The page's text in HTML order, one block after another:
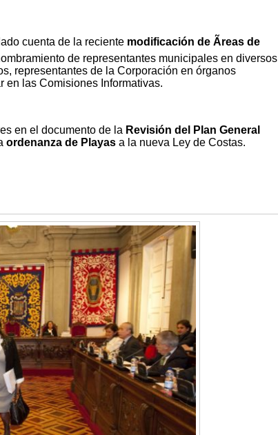
cuenta de la reciente modificación de Ãreas de
de representantes municipales en diversos
representantes de la Corporación en órganos
en las Comisiones Informativas.
en el documento de la Revisión del Plan General
ordenanza de Playas a la nueva Ley de Costas.